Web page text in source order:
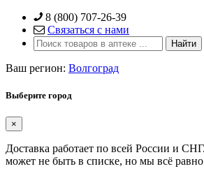
Skip
content
8 (800) 707-26-39
Связаться с нами
Ваш регион: Волгоград
Выберите город
×
Доставка работает по всей России и
может не быть в списке, но мы всё